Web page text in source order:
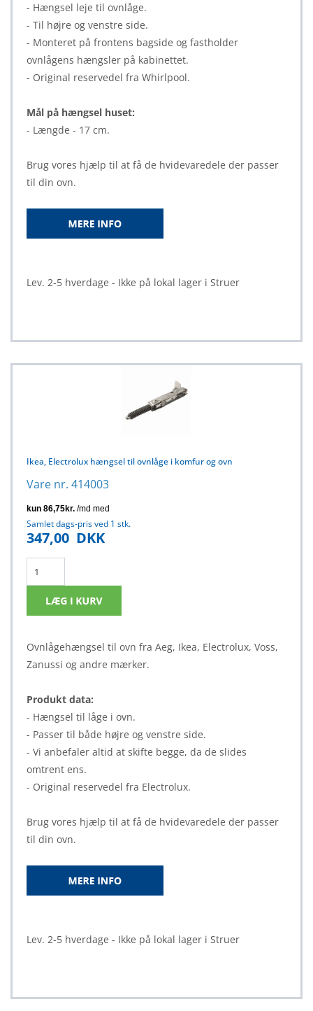
- Hængsel leje til ovnlåge.
- Til højre og venstre side.
- Monteret på frontens bagside og fastholder
ovnlågens hængsler på kabinettet.
- Original reservedel fra Whirlpool.
Mål på hængsel huset:
- Længde - 17 cm.
Brug vores hjælp til at få de hvidevaredele der passer
til din ovn.
Lev. 2-5 hverdage - Ikke på lokal lager i Struer
Ikea, Electrolux hængsel til ovnlåge i komfur og ovn
Vare nr. 414003
Samlet dags-pris ved 1 stk.
347,00 DKK
Ovnlågehængsel til ovn fra Aeg, Ikea, Electrolux, Voss,
Zanussi og andre mærker.
Produkt data:
- Hængsel til låge i ovn.
- Passer til både højre og venstre side.
- Vi anbefaler altid at skifte begge, da de slides
omtrent ens.
- Original reservedel fra Electrolux.
Brug vores hjælp til at få de hvidevaredele der passer
til din ovn.
Lev. 2-5 hverdage - Ikke på lokal lager i Struer